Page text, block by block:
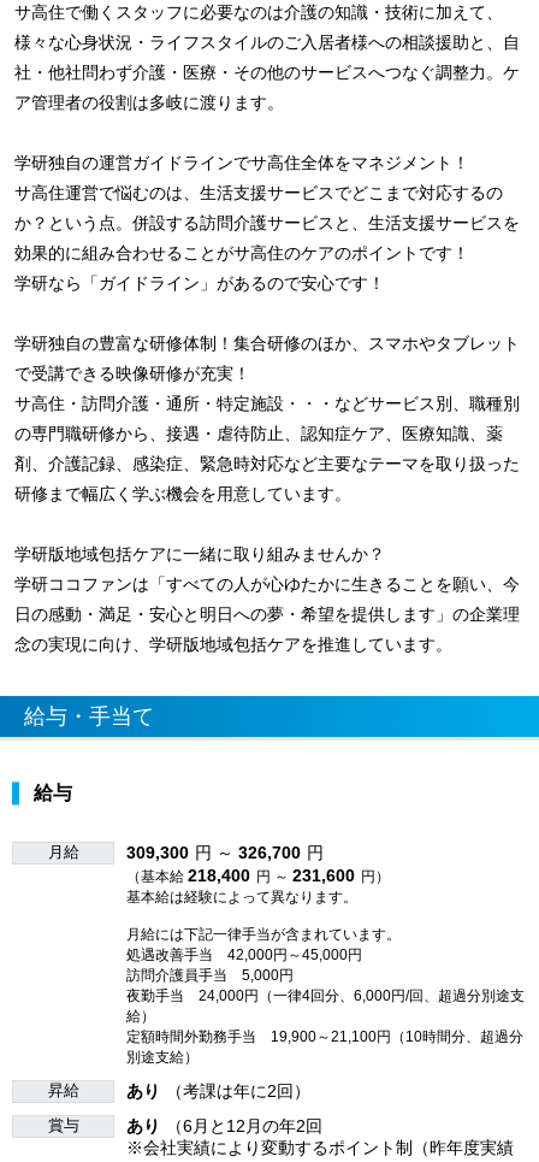
サ高住で働くスタッフに必要なのは介護の知識・技術に加えて、
様々な心身状況・ライフスタイルのご入居者様への相談援助と、自
社・他社問わず介護・医療・その他のサービスへつなぐ調整力。ケ
ア管理者の役割は多岐に渡ります。
学研独自の運営ガイドラインでサ高住全体をマネジメント！
サ高住運営で悩むのは、生活支援サービスでどこまで対応するの
か？という点。併設する訪問介護サービスと、生活支援サービスを
効果的に組み合わせることがサ高住のケアのポイントです！
学研なら「ガイドライン」があるので安心です！
学研独自の豊富な研修体制！集合研修のほか、スマホやタブレット
で受講できる映像研修が充実！
サ高住・訪問介護・通所・特定施設・・・などサービス別、職種別
の専門職研修から、接遇・虐待防止、認知症ケア、医療知識、薬
剤、介護記録、感染症、緊急時対応など主要なテーマを取り扱った
研修まで幅広く学ぶ機会を用意しています。
学研版地域包括ケアに一緒に取り組みませんか？
学研ココファンは「すべての人が心ゆたかに生きることを願い、今
日の感動・満足・安心と明日への夢・希望を提供します」の企業理
念の実現に向け、学研版地域包括ケアを推進しています。
給与・手当て
給与
月給 309,300 円 ～ 326,700 円
（基本給 218,400 円 ～ 231,600 円）
基本給は経験によって異なります。
月給には下記一律手当が含まれています。
処遇改善手当 42,000円～45,000円
訪問介護員手当 5,000円
夜勤手当 24,000円（一律4回分、6,000円/回、超過分別途支
給）
定額時間外勤務手当 19,900～21,100円（10時間分、超過分
別途支給）
昇給 あり （考課は年に2回）
賞与 あり
（6月と12月の年2回
※会社実績により変動するポイント制（昨年度実績